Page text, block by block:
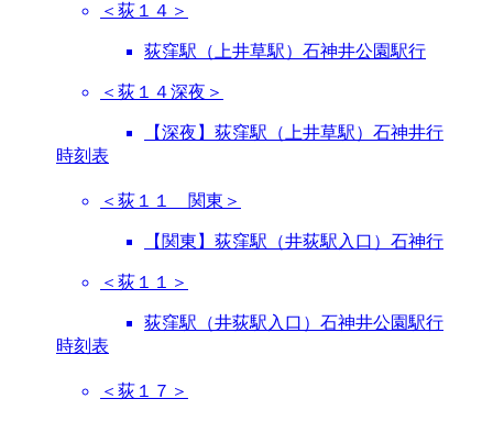
＜荻１４＞
荻窪駅（上井草駅）石神井公園駅行
＜荻１４深夜＞
【深夜】荻窪駅（上井草駅）石神井行
時刻表
＜荻１１ 関東＞
【関東】荻窪駅（井荻駅入口）石神行
＜荻１１＞
荻窪駅（井荻駅入口）石神井公園駅行
時刻表
＜荻１７＞